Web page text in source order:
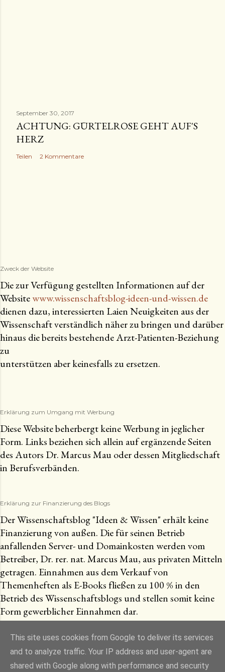
September 30, 2017
ACHTUNG: GÜRTELROSE GEHT AUF'S
HERZ
Teilen 2 Kommentare
Zweck der Website
Die zur Verfügung gestellten Informationen auf der
Websitewww.wissenschaftsblog-ideen-und-wissen.de
dienen dazu, interessierten Laien Neuigkeiten aus der
Wissenschaft verständlich näher zu bringen und darüber
hinaus die bereits bestehende Arzt-Patienten-Beziehung
zu
unterstützen aber keinesfalls zu ersetzen.
Erklärung zum Umgang mit Werbung
Diese Website beherbergt keine Werbung in jeglicher
Form. Links beziehen sich allein auf ergänzende Seiten
des Autors Dr. Marcus Mau oder dessen Mitgliedschaft
in Berufsverbänden.
Erklärung zur Finanzierung des Blogs
Der Wissenschaftsblog "Ideen & Wissen" erhält keine
Finanzierung von außen. Die für seinen Betrieb
anfallenden Server- und Domainkosten werden vom
Betreiber, Dr. rer. nat. Marcus Mau, aus privaten Mitteln
getragen. Einnahmen aus dem Verkauf von
Themenheften als E-Books fließen zu 100 % in den
Betrieb des Wissenschaftsblogs und stellen somit keine
Form gewerblicher Einnahmen dar.
Powered by Blogger
This site uses cookies from Google to deliver its services
and to analyze traffic. Your IP address and user-agent are
shared with Google along with performance and security